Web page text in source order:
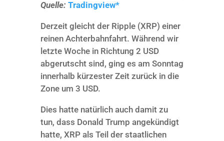
Quelle: Tradingview*
Derzeit gleicht der Ripple (XRP) einer
reinen Achterbahnfahrt. Während wir
letzte Woche in Richtung 2 USD
abgerutscht sind, ging es am Sonntag
innerhalb kürzester Zeit zurück in die
Zone um 3 USD.
Dies hatte natürlich auch damit zu
tun, dass Donald Trump angekündigt
hatte, XRP als Teil der staatlichen